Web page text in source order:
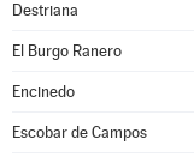
Destriana
El Burgo Ranero
Encinedo
Escobar de Campos